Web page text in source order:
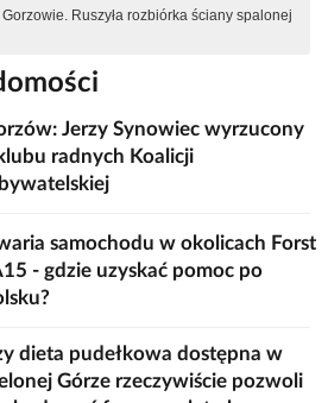
Ruszyła rozbiórka ściany spalonej
Jerzy Synowiec wyrzucony
radnych Koalicji
samochodu w okolicach Forst
- gdzie uzyskać pomoc po
dieta pudełkowa dostępna w
Górze rzeczywiście pozwoli